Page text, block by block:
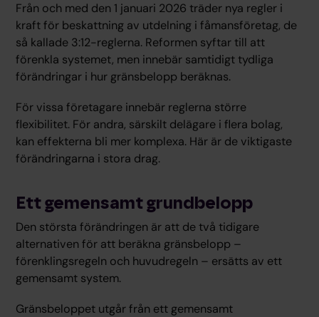
Från och med den 1 januari 2026 träder nya regler i
kraft för beskattning av utdelning i fåmansföretag, de
så kallade 3:12-reglerna. Reformen syftar till att
förenkla systemet, men innebär samtidigt tydliga
förändringar i hur gränsbelopp beräknas.
För vissa företagare innebär reglerna större
flexibilitet. För andra, särskilt delägare i flera bolag,
kan effekterna bli mer komplexa. Här är de viktigaste
förändringarna i stora drag.
Ett gemensamt grundbelopp
Den största förändringen är att de två tidigare
alternativen för att beräkna gränsbelopp –
förenklingsregeln och huvudregeln – ersätts av ett
gemensamt system.
Gränsbeloppet utgår från ett gemensamt